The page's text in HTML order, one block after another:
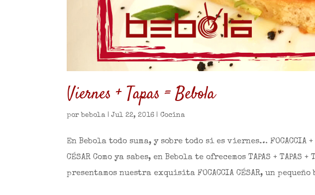
Viernes + Tapas = Bebola
por bebola |Jul 22, 2016 |Cocina
En Bebola todo suma, y sobre todo si es viernes… FOCACCIA +
CÉSAR Como ya sabes, en Bebola te ofrecemos TAPAS + TAPAS +
presentamos nuestra exquisita FOCACCIA CÉSAR, un